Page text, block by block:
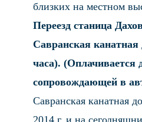
близких на местном
Переезд станица
Савранская канатная
часа). (Оплачивается
сопровождающей в
Савранская канатная
2014 г. и на